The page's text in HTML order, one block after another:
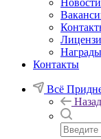
Новости
Награды
Контакты
Всё
Назад